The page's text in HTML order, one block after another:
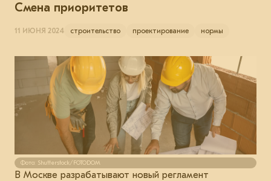
Смена приоритетов
11 ИЮНЯ 2024 строительство проектирование нормы
Фото: Shutterstock/FOTODOM
В Москве разрабатывают новый регламент